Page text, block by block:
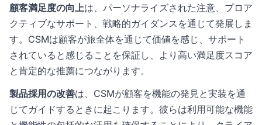
顧客満足度の向上は、パーソナライズされた注意、プロア
クティブなサポート、戦略的ガイダンスを通じて発展しま
す。CSMは顧客が旅全体を通じて価値を感じ、サポート
されていると感じることを保証し、より高い満足度スコア
と肯定的な推薦につながります。
製品採用の改善は、CSMが顧客を機能の発見と実装を通
じてガイドするときに起こります。彼らは利用可能な機能